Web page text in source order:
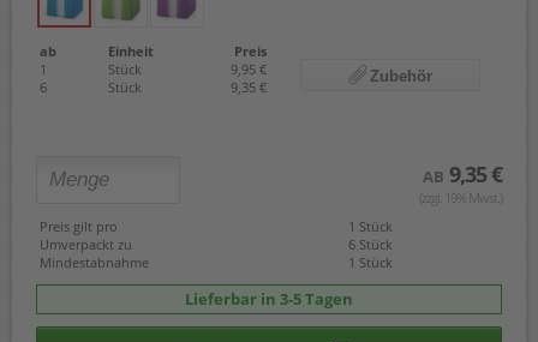
ab Einheit
Preis
1
Stück
9,95 €
6
Stück 9,35 €
Zubehör
AB 9,35 €
(zzgl. 19% Mwst.)
Preis gilt pro
1 Stück
Umverpackt zu
6 Stück
Mindestabnahme
1 Stück
Lieferbar in 3-5 Tagen